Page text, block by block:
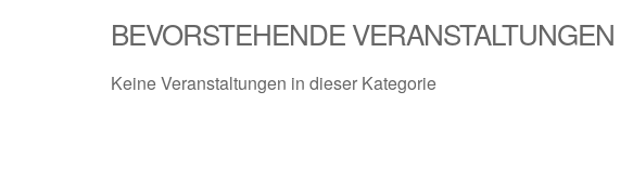
BEVORSTEHENDE VERANSTALTUNGEN
Keine Veranstaltungen in dieser Kategorie